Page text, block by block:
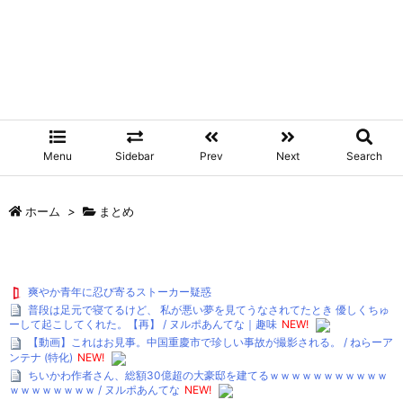
Menu Sidebar Prev Next Search
ホーム > まとめ
爽やか青年に忍び寄るストーカー疑惑
普段は足元で寝てるけど、 私が悪い夢を見てうなされてたとき 優しくちゅ
ーして起こしてくれた。【再】 / ヌルポあんてな｜趣味 NEW!
【動画】これはお見事。中国重慶市で珍しい事故が撮影される。 / ねらーア
ンテナ (特化) NEW!
ちいかわ作者さん、総額30億超の大豪邸を建てるｗｗｗｗｗｗｗｗｗｗｗ
ｗｗｗｗｗｗｗｗ / ヌルポあんてな NEW!